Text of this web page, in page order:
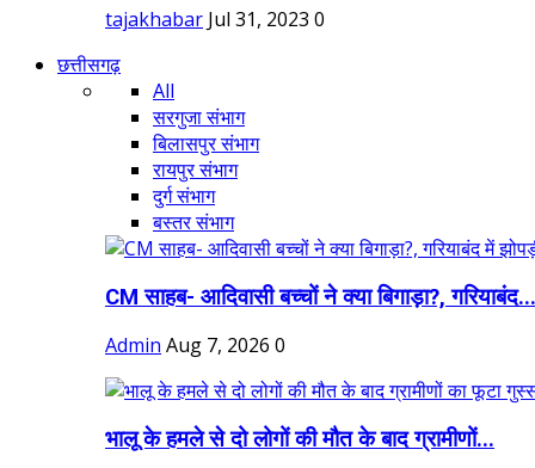
tajakhabar Jul 31, 2023 0
छत्तीसगढ़
All
सरगुजा संभाग
बिलासपुर संभाग
रायपुर संभाग
दुर्ग संभाग
बस्तर संभाग
CM साहब- आदिवासी बच्चों ने क्या बिगाड़ा?, गरियाबंद...
Admin Aug 7, 2026 0
भालू के हमले से दो लोगों की मौत के बाद ग्रामीणों...